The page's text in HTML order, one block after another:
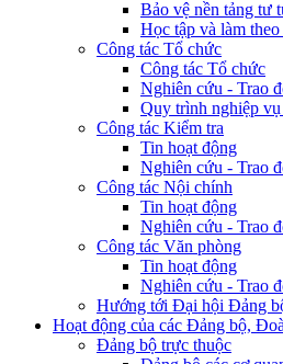
Bảo vệ nền tảng tư
Học tập và làm
Công tác Tổ chức
Công tác Tổ chức
Nghiên cứu - Trao
Quy trình nghiệp
Công tác Kiểm tra
Tin hoạt động
Nghiên cứu - Trao
Công tác Nội chính
Tin hoạt động
Nghiên cứu - Trao
Công tác Văn phòng
Tin hoạt động
Nghiên cứu - Trao
Hướng tới Đại hội Đảng
Hoạt động của các Đảng bộ,
Đảng bộ trực thuộc